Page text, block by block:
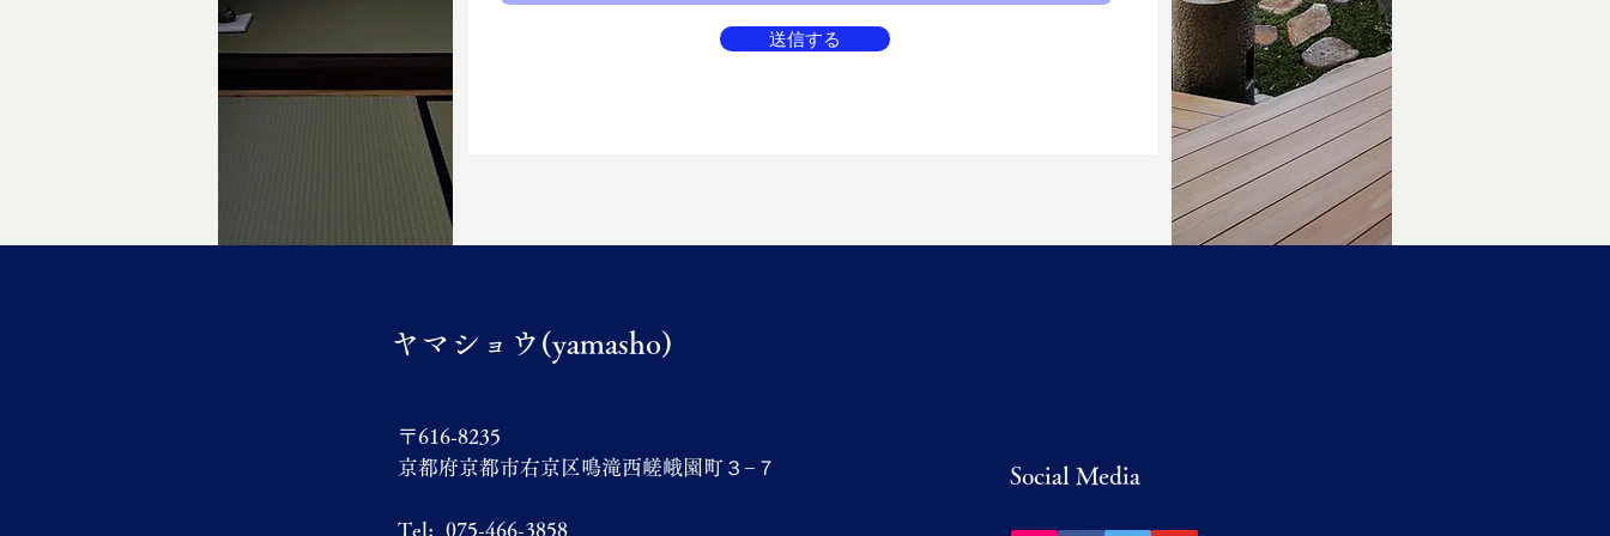
送信する
ヤマショウ(yamasho)
〒616-8235
京都府京都市右京区鳴滝西嵯峨園町３−７
Tel: 075-466-3858
Social Media